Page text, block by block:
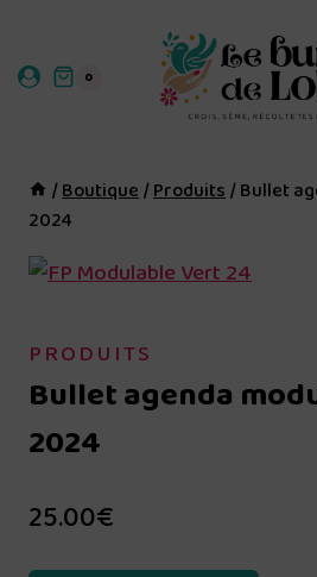
contenu
0
/Boutique/Produits/Bullet
2024
PRODUITS
Bullet agenda
2024
25.00€